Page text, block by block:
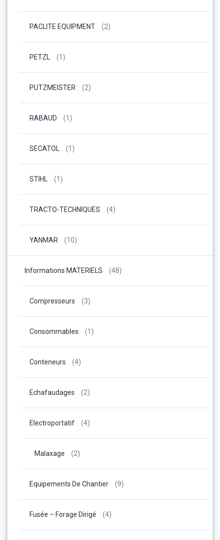
PACLITE EQUIPMENT (2)
PETZL (1)
PUTZMEISTER (2)
RABAUD (1)
SECATOL (1)
STIHL (1)
TRACTO-TECHNIQUES (4)
YANMAR (10)
Informations MATERIELS (48)
Compresseurs (3)
Consommables (1)
Conteneurs (4)
Echafaudages (2)
Electroportatif (4)
Malaxage (2)
Equipements De Chantier (9)
Fusée – Forage Dirigé (4)